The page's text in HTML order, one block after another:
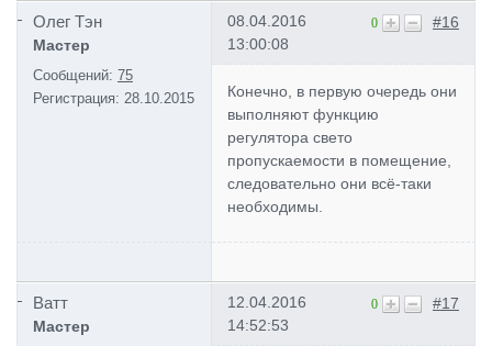
Олег Тэн
Мастер
Сообщений: 75
Регистрация: 28.10.2015
#16
0
08.04.2016
13:00:08
Конечно, в первую очередь они
выполняют функцию
регулятора свето
пропускаемости в помещение,
следовательно они всё-таки
необходимы.
Ватт
Мастер
#17
0
12.04.2016
14:52:53